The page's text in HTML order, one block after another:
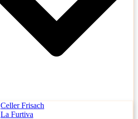
Celler Frisach
La Furtiva